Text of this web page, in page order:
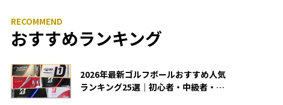
おすすめランキング
2026年最新ゴルフボールおすすめ人気
ランキング25選｜初心者・中級者・上